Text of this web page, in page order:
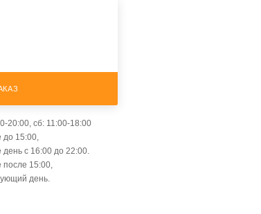
20:00, сб: 11:00-18:00
15:00,
с 16:00 до 22:00.
15:00,
день.